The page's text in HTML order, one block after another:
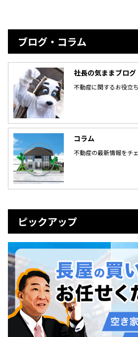
ブログ・コラム
社長の気ままブログ
不動産に関するお役立
コラム
不動産の最新情報をチ
ピックアップ